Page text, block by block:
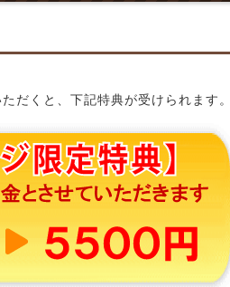
だくと、下記特典が受けられます。